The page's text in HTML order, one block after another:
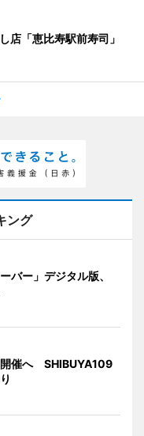
店「恵比寿駅前寿司」
ング
バー」デジタル版、
開催へ SHIBUYA109